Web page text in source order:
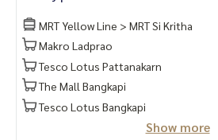
MRT Yellow Line > MRT Si Kritha
Makro Ladprao
Tesco Lotus Pattanakarn
The Mall Bangkapi
Tesco Lotus Bangkapi
Show more